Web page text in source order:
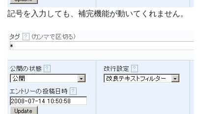
記号を入力しても、補完機能が動いてくれません。